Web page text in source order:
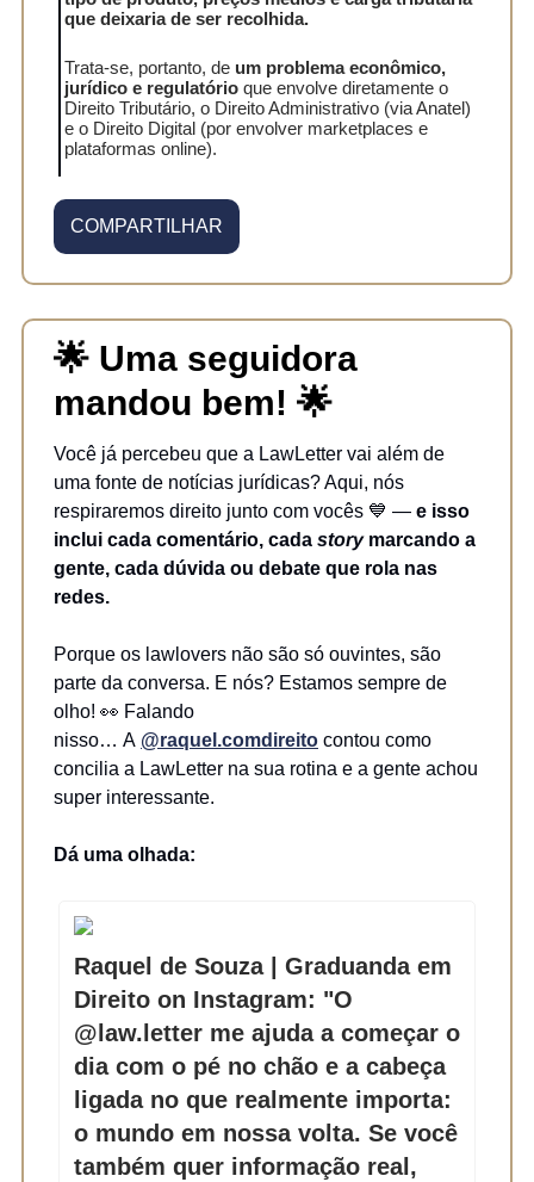
que deixaria de ser recolhida.
Trata-se, portanto, de um problema econômico,
jurídico e regulatório que envolve diretamente o
Direito Tributário, o Direito Administrativo (via Anatel)
e o Direito Digital (por envolver marketplaces e
plataformas online).
COMPARTILHAR
🌟 Uma seguidora
mandou bem! 🌟
Você já percebeu que a LawLetter vai além de
uma fonte de notícias jurídicas? Aqui, nós
respiraremos direito junto com vocês 💙 — e isso
inclui cada comentário, cada storymarcando a
gente, cada dúvida ou debate que rola nas
redes.
Porque os lawlovers não são só ouvintes, são
parte da conversa. E nós? Estamos sempre de
olho! 👀 Falando
nisso… A @raquel.comdireito contou como
concilia a LawLetter na sua rotina e a gente achou
super interessante.
Dá uma olhada:
Raquel de Souza | Graduanda em
Direito on Instagram: "O
@law.letter me ajuda a começar o
dia com o pé no chão e a cabeça
ligada no que realmente importa:
o mundo em nossa volta. Se você
também quer informação real,